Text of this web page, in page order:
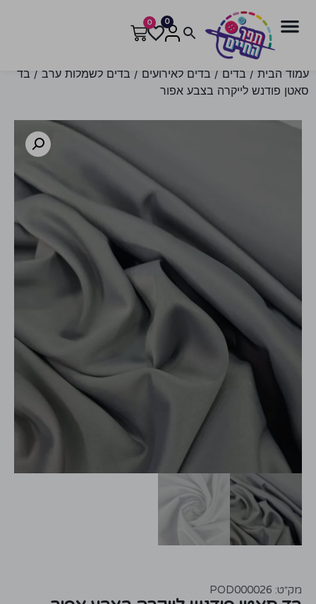
0
0
עמוד הבית / בדים / בדים לאירועים / בדים לשמלות ערב / בד
סאטן פודנש לייקרה בצבע אפור
מק״ט: POD000026